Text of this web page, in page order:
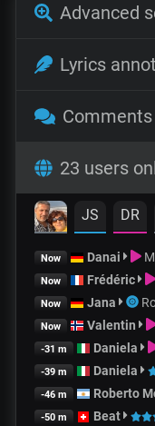
Advanced
Lyrics
Comments
23 users
JS DR
Now Danai
Now Frédéric
Now Jana
Now Valentin
-31 m Daniela
-39 m Daniela
-46 m Roberto
-50 m Beat